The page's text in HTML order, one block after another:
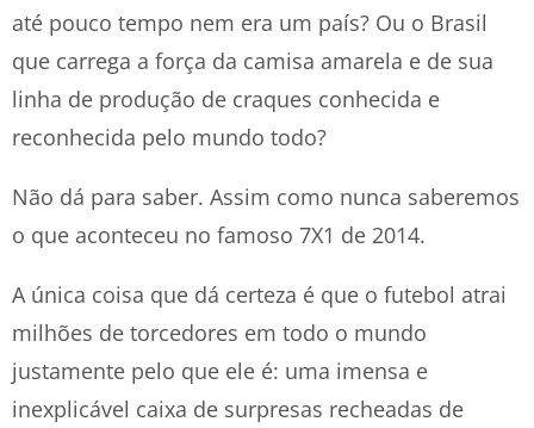
até pouco tempo nem era um país? Ou o Brasil
que carrega a força da camisa amarela e de sua
linha de produção de craques conhecida e
reconhecida pelo mundo todo?
Não dá para saber. Assim como nunca saberemos
o que aconteceu no famoso 7X1 de 2014.
A única coisa que dá certeza é que o futebol atrai
milhões de torcedores em todo o mundo
justamente pelo que ele é: uma imensa e
inexplicável caixa de surpresas recheadas de